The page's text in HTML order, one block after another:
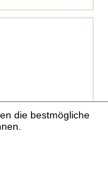
die bestmögliche